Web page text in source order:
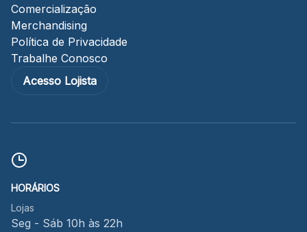
Comercialização
Merchandising
Política de Privacidade
Trabalhe Conosco
Acesso Lojista
HORÁRIOS
Lojas
Seg - Sáb 10h às 22h